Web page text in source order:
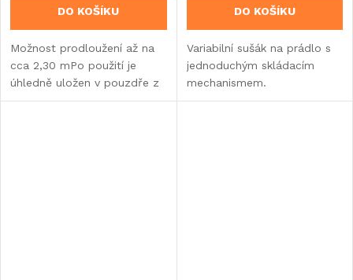
DO KOŠÍKU
Možnost prodloužení až na
cca 2,30 mPo použití je
úhledně uložen v pouzdře z
nerezové oceli.
DO KOŠÍKU
Variabilní sušák na prádlo s
jednoduchým skládacím
mechanismem.